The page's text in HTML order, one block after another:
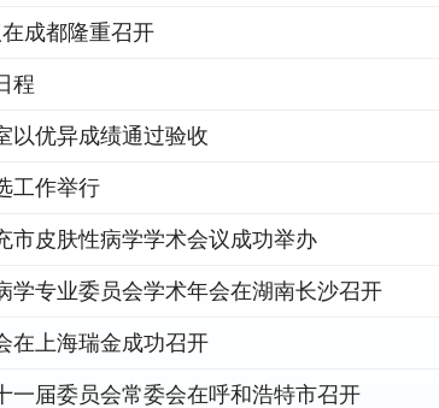
成都隆重召开
程
以优异成绩通过验收
工作举行
市皮肤性病学学术会议成功举办
学专业委员会学术年会在湖南长沙召开
在上海瑞金成功召开
一届委员会常委会在呼和浩特市召开